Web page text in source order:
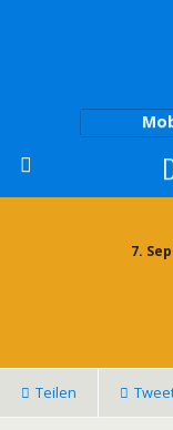
7.
Teilen